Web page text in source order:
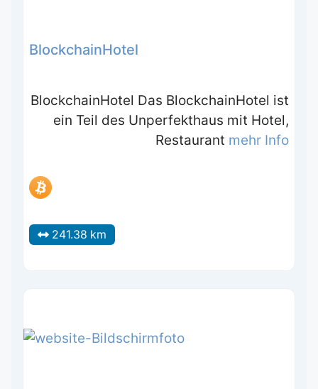
BlockchainHotel
BlockchainHotel Das BlockchainHotel ist
ein Teil des Unperfekthaus mit Hotel,
Restaurant mehr Info
241.38 km